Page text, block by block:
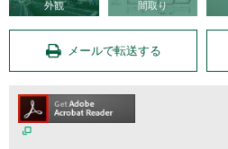
外観 間取り
メールで転送する